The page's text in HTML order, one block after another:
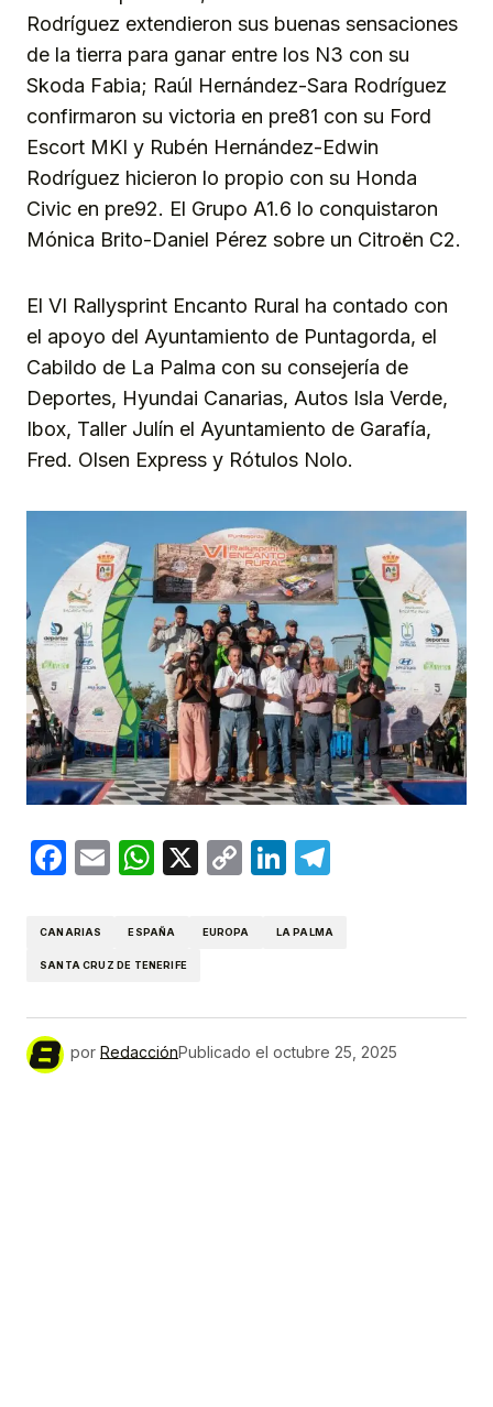
Rodríguez extendieron sus buenas sensaciones
de la tierra para ganar entre los N3 con su
Skoda Fabia; Raúl Hernández-Sara Rodríguez
confirmaron su victoria en pre81 con su Ford
Escort MKI y Rubén Hernández-Edwin
Rodríguez hicieron lo propio con su Honda
Civic en pre92. El Grupo A1.6 lo conquistaron
Mónica Brito-Daniel Pérez sobre un Citroën C2.
El VI Rallysprint Encanto Rural ha contado con
el apoyo del Ayuntamiento de Puntagorda, el
Cabildo de La Palma con su consejería de
Deportes, Hyundai Canarias, Autos Isla Verde,
Ibox, Taller Julín el Ayuntamiento de Garafía,
Fred. Olsen Express y Rótulos Nolo.
Facebook
EmailWhatsApp
X
CopyLinkedIn
CANARIAS ESPAÑA EUROPA LA PALMA
SANTA CRUZ DE TENERIFE
por RedacciónPublicado el octubre 25, 2025